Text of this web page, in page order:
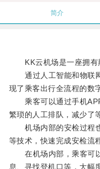
简介
KK云机场是一座拥有
通过人工智能和物联网
现了乘客出行全流程的数
乘客可以通过手机APP
繁琐的人工排队，减少了
机场内部的安检过程也
等技术，快速完成安检流
在机场内部，乘客可以
息、寻找登机口等，大幅